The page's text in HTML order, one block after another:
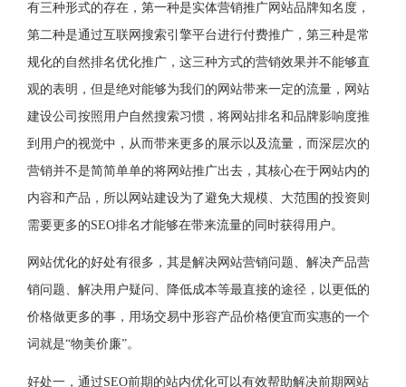
有三种形式的存在，第一种是实体营销推广网站品牌知名度，
第二种是通过互联网搜索引擎平台进行付费推广，第三种是常
规化的自然排名优化推广，这三种方式的营销效果并不能够直
观的表明，但是绝对能够为我们的网站带来一定的流量，网站
建设公司按照用户自然搜索习惯，将网站排名和品牌影响度推
到用户的视觉中，从而带来更多的展示以及流量，而深层次的
营销并不是简简单单的将网站推广出去，其核心在于网站内的
内容和产品，所以网站建设为了避免大规模、大范围的投资则
需要更多的SEO排名才能够在带来流量的同时获得用户。
网站优化的好处有很多，其是解决网站营销问题、解决产品营
销问题、解决用户疑问、降低成本等最直接的途径，以更低的
价格做更多的事，用场交易中形容产品价格便宜而实惠的一个
词就是“物美价廉”。
好处一，通过SEO前期的站内优化可以有效帮助解决前期网站